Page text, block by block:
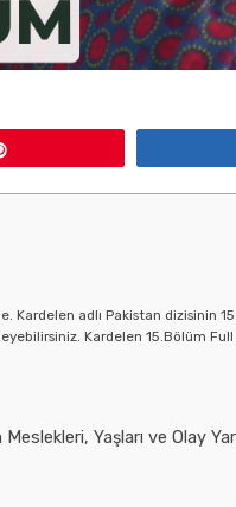
adlı Pakistan dizisinin
Kardelen 15.Bölüm Full
Yaşları ve Olay